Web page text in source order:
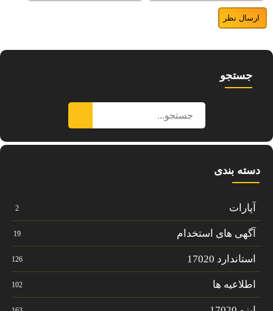
جستجو
دسته بندی
آپارات 2
آگهی های استخدام 19
استاندارد 17020 126
اطلاعیه ها 102